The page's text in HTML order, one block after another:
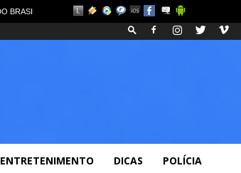
Lazer Fashion Blog
ENTRETENIMENTO DICAS POLÍCIA